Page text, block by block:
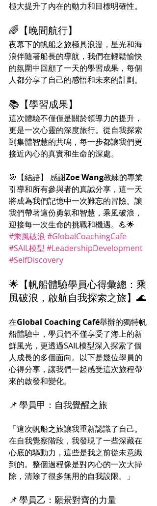
極大提升了內在的動力和目標明確性。
🌈【晚間航行】
夜幕下的帆船之旅極具浪漫，星光和海
浪伴隨著船長的導航，我們在輕鬆愉快
的氛圍中回顧了一天的學習成果，每個
人都分享了自己的感悟和未來的計劃。
📚【學習成果】
這次體驗不僅僅是關於領導力的提升，
更是一次心靈的深度旅行。從自我探索
到集體智慧的共鳴，每一步都讓我們更
接近內心的真實和生命的深處。
🎯【結語】 感謝Zoe Wang教練的專業
引導和所有參與者的真誠分享，這一天
將成為我們記憶中一次難忘的冒險。讓
我們帶著這份勇氣和智慧，乘風破浪，
迎接每一次生命的挑戰和機遇。💪🌟
#乘風破浪 #GlobalCoachingCafe
#SAIL模型 #LeadershipDevelopment
#SelfDiscovery
🌟【帆船體驗學員心得彙總：乘
風破浪，啟航自我探索之旅】🌊
在Global Coaching Café舉辦的獨特帆
船體驗中，學員們不僅享受了海上的新
鮮風光，更透過SAIL模型深入探索了個
人成長的多個面向。以下是幾位學員的
心得分享，讓我們一起感受這次旅程帶
來的啟發和變化。
📌 學員甲：自我覺醒之旅
「這次帆船之旅讓我重新認識了自己。
在自我覺察階段，我發現了一些深藏在
心底的驅動力，這些是我之前從未意識
到的。整個過程像是對內心的一次大掃
除，清除了很多無用的自我設限。」
📌 學員乙：願景對齊的力量